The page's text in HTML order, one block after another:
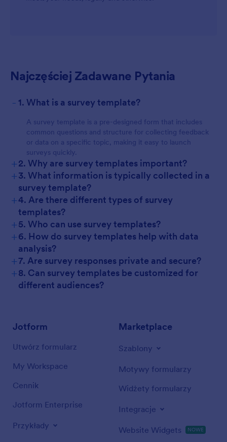
Najczęściej Zadawane Pytania
- 1. What is a survey template?
A survey template is a pre-designed form that includes
common questions and structure for collecting feedback
or data on a specific topic, making it easy to launch
surveys quickly.
+2. Why are survey templates important?
+3. What information is typically collected in a
survey template?
+4. Are there different types of survey
templates?
+5. Who can use survey templates?
+6. How do survey templates help with data
analysis?
+7. Are survey responses private and secure?
+8. Can survey templates be customized for
different audiences?
Jotform
Utwórz formularz
My Workspace
Cennik
Jotform Enterprise
Przykłady
Marketplace
Szablony
Motywy formularzy
Widżety formularzy
Integracje
Website Widgets NOWE